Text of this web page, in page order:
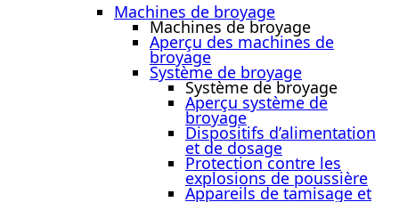
Machines de broyage
Machines de broyage
Aperçu des machines de
broyage
Système de broyage
Système de broyage
Aperçu système de
broyage
Dispositifs d’alimentation
et de dosage
Protection contre les
explosions de poussière
Appareils de tamisage et